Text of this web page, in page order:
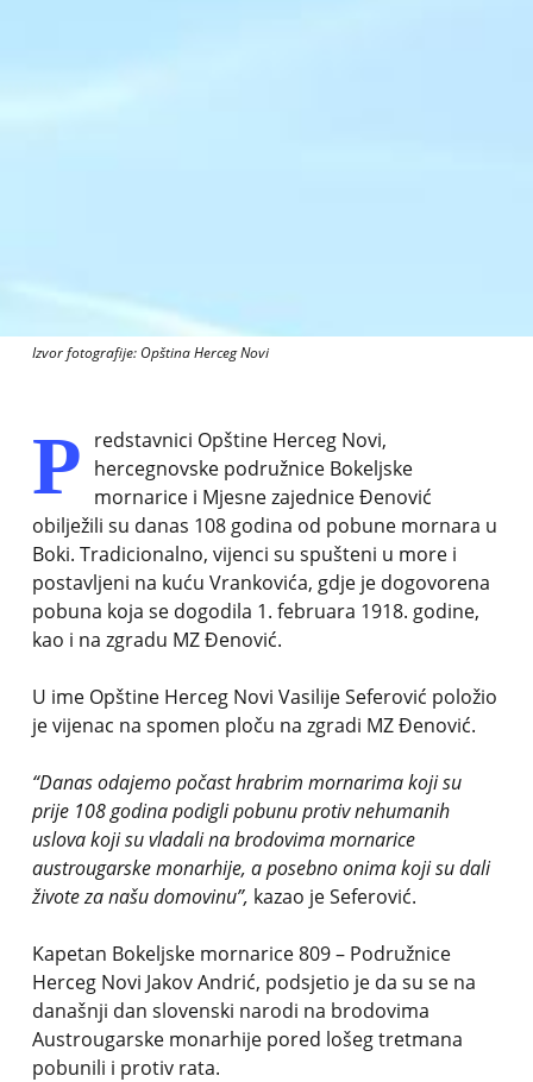
Izvor fotografije: Opština Herceg Novi
P redstavnici Opštine Herceg Novi,
hercegnovske podružnice Bokeljske
mornarice i Mjesne zajednice Đenović
obilježili su danas 108 godina od pobune mornara u
Boki. Tradicionalno, vijenci su spušteni u more i
postavljeni na kuću Vrankovića, gdje je dogovorena
pobuna koja se dogodila 1. februara 1918. godine,
kao i na zgradu MZ Đenović.
U ime Opštine Herceg Novi Vasilije Seferović položio
je vijenac na spomen ploču na zgradi MZ Đenović.
“Danas odajemo počast hrabrim mornarima koji su
prije 108 godina podigli pobunu protiv nehumanih
uslova koji su vladali na brodovima mornarice
austrougarske monarhije, a posebno onima koji su dali
živote za našu domovinu”, kazao je Seferović.
Kapetan Bokeljske mornarice 809 – Podružnice
Herceg Novi Jakov Andrić, podsjetio je da su se na
današnji dan slovenski narodi na brodovima
Austrougarske monarhije pored lošeg tretmana
pobunili i protiv rata.